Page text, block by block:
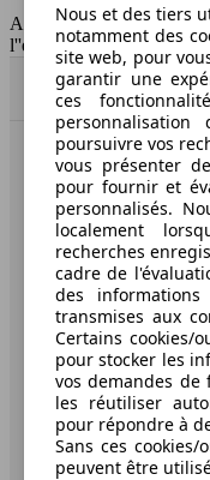
AutoScout24 France
l''exactitude des
AutoScout24: la plus
voitures en Europe
AutoScout24
A propos
Conditions
Informations
Protection des
Accessibility
Nous et des tiers
notamment des
site web, pour
garantir une
ces
poursuivre vos
vous présenter
pour fournir et
personnalisés.
localement
recherches
cadre de
des
transmises aux
Certains cookies/
pour stocker les
vos demandes
les réutiliser
pour répondre à
Sans ces
peuvent être